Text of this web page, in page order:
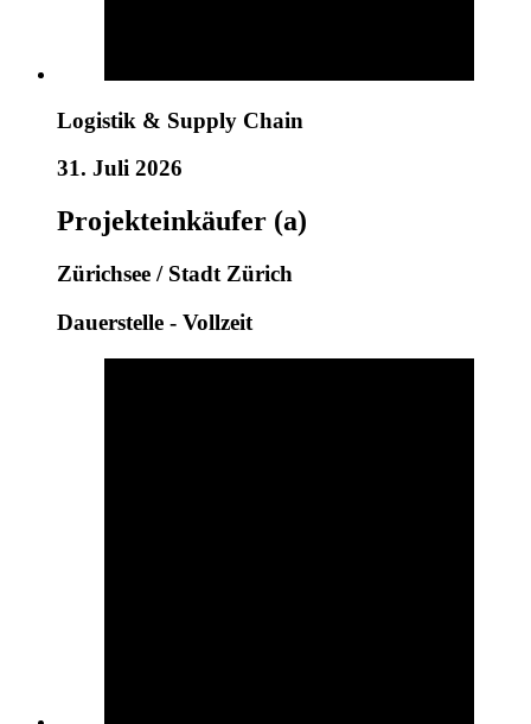
Logistik & Supply Chain
31. Juli 2026
Projekteinkäufer (a)
Zürichsee / Stadt Zürich
Dauerstelle - Vollzeit